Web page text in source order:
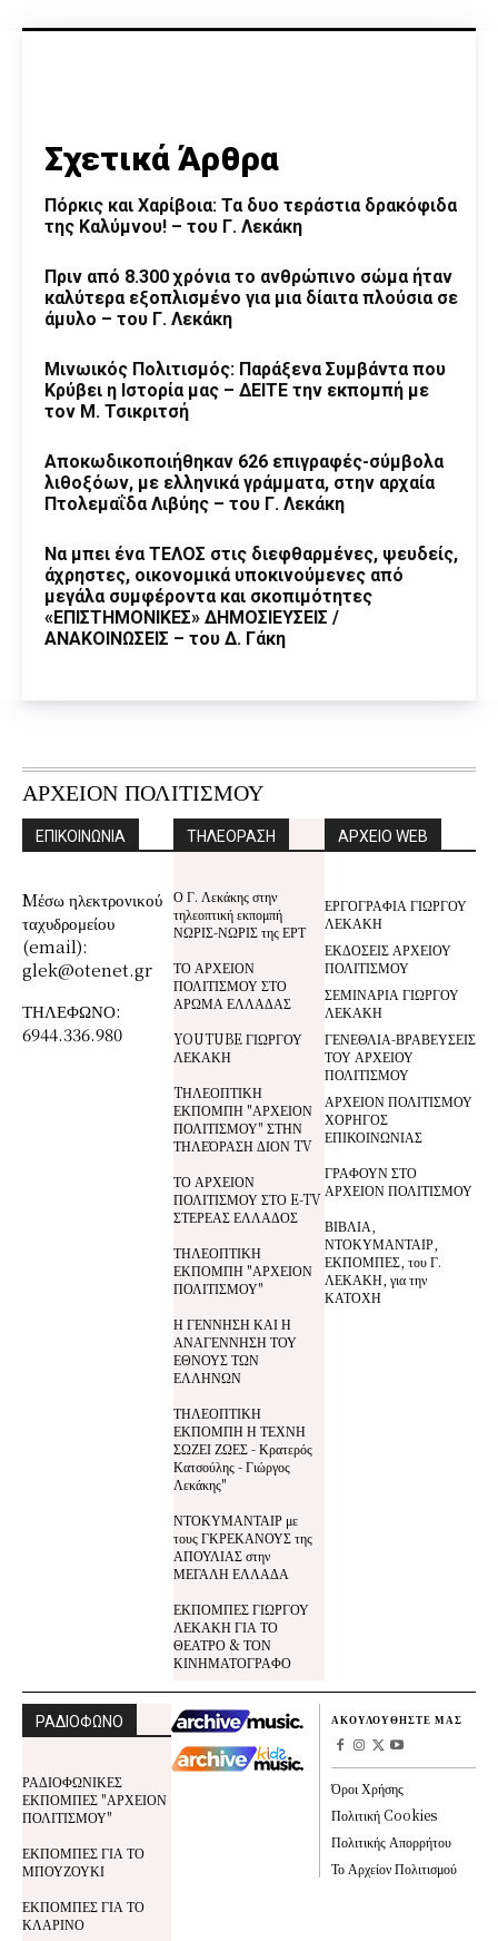
Σχετικά Άρθρα
Πόρκις και Χαρίβοια: Τα δυο τεράστια δρακόφιδα
της Καλύμνου! – του Γ. Λεκάκη
Πριν από 8.300 χρόνια το ανθρώπινο σώμα ήταν
καλύτερα εξοπλισμένο για μια δίαιτα πλούσια σε
άμυλο – του Γ. Λεκάκη
Μινωικός Πολιτισμός: Παράξενα Συμβάντα που
Κρύβει η Ιστορία μας – ΔΕΙΤΕ την εκπομπή με
τον Μ. Τσικριτσή
Αποκωδικοποιήθηκαν 626 επιγραφές-σύμβολα
λιθοξόων, με ελληνικά γράμματα, στην αρχαία
Πτολεμαΐδα Λιβύης – του Γ. Λεκάκη
Να μπει ένα ΤΕΛΟΣ στις διεφθαρμένες, ψευδείς,
άχρηστες, οικονομικά υποκινούμενες από
μεγάλα συμφέροντα και σκοπιμότητες
«ΕΠΙΣΤΗΜΟΝΙΚΕΣ» ΔΗΜΟΣΙΕΥΣΕΙΣ /
ΑΝΑΚΟΙΝΩΣΕΙΣ – του Δ. Γάκη
ΑΡΧΕΙΟΝ ΠΟΛΙΤΙΣΜΟΥ
ΕΠΙΚΟΙΝΩΝΙΑ
Mέσω ηλεκτρονικού
ταχυδρομείου
(email):
glek@otenet.gr
ΤΗΛΕΦΩΝΟ:
6944.336.980
ΤΗΛΕΟΡΑΣΗ
Ο Γ. Λεκάκης στην
τηλεοπτική εκπομπή
ΝΩΡΙΣ-ΝΩΡΙΣ της ΕΡΤ
ΤΟ ΑΡΧΕΙΟΝ
ΠΟΛΙΤΙΣΜΟΥ ΣΤΟ
ΑΡΩΜΑ ΕΛΛΑΔΑΣ
YOUTUBE ΓΙΩΡΓΟΥ
ΛΕΚΑΚΗ
TΗΛΕΟΠΤΙΚΗ
ΕΚΠΟΜΠΗ "ΑΡΧΕΙΟΝ
ΠΟΛΙΤΙΣΜΟΥ" ΣΤΗΝ
ΤΗΛΕΌΡΑΣΗ ΔΙΟΝ TV
ΤΟ ΑΡΧΕΙΟΝ
ΠΟΛΙΤΙΣΜΟΥ ΣΤΟ E-TV
ΣΤΕΡΕΑΣ ΕΛΛΑΔΟΣ
ΤΗΛΕΟΠΤΙΚΗ
ΕΚΠΟΜΠΗ "ΑΡΧΕΙΟΝ
ΠΟΛΙΤΙΣΜΟΥ"
Η ΓΕΝΝΗΣΗ ΚΑΙ Η
ΑΝΑΓΕΝΝΗΣΗ ΤΟΥ
ΕΘΝΟΥΣ ΤΩΝ
ΕΛΛΗΝΩΝ
ΤΗΛΕΟΠΤΙΚΗ
ΕΚΠΟΜΠΗ Η ΤΕΧΝΗ
ΣΩΖΕΙ ΖΩΕΣ - Κρατερός
Κατσούλης - Γιώργος
Λεκάκης"
ΝΤΟΚΥΜΑΝΤΑΙΡ με
τους ΓΚΡΕΚΑΝΟΥΣ της
ΑΠΟΥΛΙΑΣ στην
ΜΕΓΑΛΗ ΕΛΛΑΔΑ
ΕΚΠΟΜΠΕΣ ΓΙΩΡΓΟΥ
ΛΕΚΑΚΗ ΓΙΑ ΤΟ
ΘΕΑΤΡΟ & ΤΟΝ
ΚΙΝΗΜΑΤΟΓΡΑΦΟ
ΑΡΧΕΙΟ WEB
ΕΡΓΟΓΡΑΦΙΑ ΓΙΩΡΓΟΥ
ΛΕΚΑΚΗ
ΕΚΔΟΣΕΙΣ ΑΡΧΕΙΟΥ
ΠΟΛΙΤΙΣΜΟΥ
ΣΕΜΙΝΑΡΙΑ ΓΙΩΡΓΟΥ
ΛΕΚΑΚΗ
ΓΕΝΕΘΛΙΑ-ΒΡΑΒΕΥΣΕΙΣ
ΤΟΥ ΑΡΧΕΙΟΥ
ΠΟΛΙΤΙΣΜΟΥ
ΑΡΧΕΙΟΝ ΠΟΛΙΤΙΣΜΟΥ
ΧΟΡΗΓΟΣ
ΕΠΙΚΟΙΝΩΝΙΑΣ
ΓΡΑΦΟΥΝ ΣΤΟ
ΑΡΧΕΙΟΝ ΠΟΛΙΤΙΣΜΟΥ
ΒΙΒΛΙΑ,
ΝΤΟΚΥΜΑΝΤΑΙΡ,
ΕΚΠΟΜΠΕΣ, του Γ.
ΛΕΚΑΚΗ, για την
ΚΑΤΟΧΗ
ΡΑΔΙΟΦΩΝΟ
ΡΑΔΙΟΦΩΝΙΚΕΣ
ΕΚΠΟΜΠΕΣ "ΑΡΧΕΙΟΝ
ΠΟΛΙΤΙΣΜΟΥ"
ΕΚΠΟΜΠΕΣ ΓΙΑ ΤΟ
ΜΠΟΥΖΟΥΚΙ
ΕΚΠΟΜΠΕΣ ΓΙΑ ΤΟ
ΚΛΑΡΙΝΟ
ΑΚΟΥΛΟΥΘΗΣΤΕ ΜΑΣ
Όροι Χρήσης
Πολιτική Cookies
Πολιτικής Απορρήτου
Το Αρχείον Πολιτισμού